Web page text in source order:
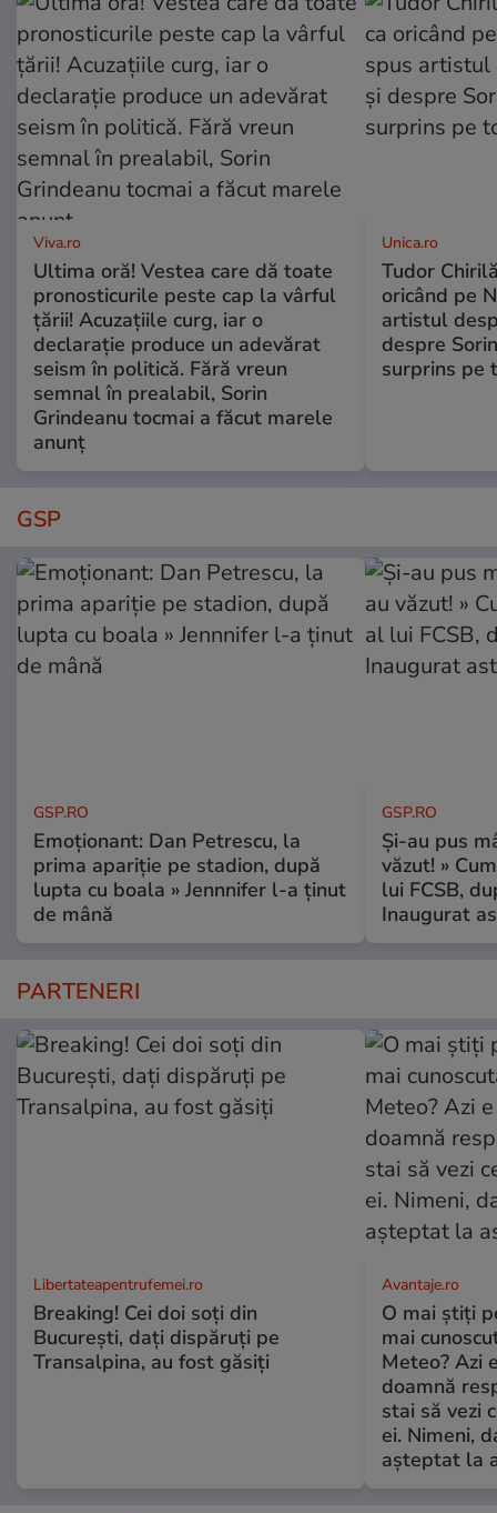
Viva.ro
Ultima oră! Vestea care dă toate
pronosticurile peste cap la vârful
țării! Acuzațiile curg, iar o
declarație produce un adevărat
seism în politică. Fără vreun
semnal în prealabil, Sorin
Grindeanu tocmai a făcut marele
anunț
Unica.ro
Tudor
oricând pe
artistul
despre
surprins pe
GSP
GSP.RO
Emoționant: Dan Petrescu, la
prima apariție pe stadion, după
lupta cu boala » Jennnifer l-a ținut
de mână
GSP.RO
Și-au pus
văzut! »
lui FCSB,
Inaugurat
PARTENERI
Libertateapentrufemei.ro
Breaking! Cei doi soți din
București, dați dispăruți pe
Transalpina, au fost găsiți
Avantaje.ro
O mai știți
mai
Meteo? Azi
doamnă
stai să vezi
ei. Nimeni,
așteptat la